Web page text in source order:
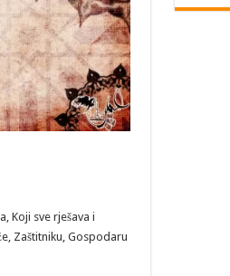
Koji sve rješava i
Zaštitniku, Gospodaru